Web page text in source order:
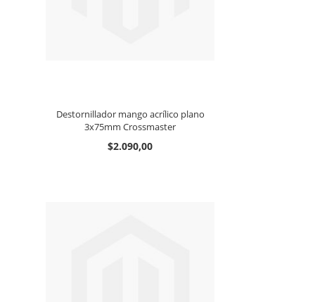
Destornillador mango acrílico plano
3x75mm Crossmaster
$2.090,00